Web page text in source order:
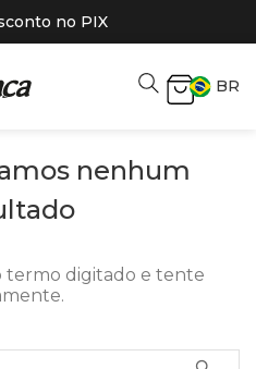
no PIX
BR
nenhum
termo digitado e tente